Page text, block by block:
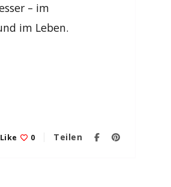
– im
im Leben.
Like 0 Teilen